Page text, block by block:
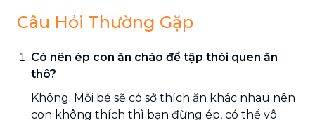
Câu Hỏi Thường Gặp
Có nên ép con ăn cháo để tập thói quen ăn
thô?
Không. Mỗi bé sẽ có sở thích ăn khác nhau nên
con không thích thì bạn đừng ép, có thể vô